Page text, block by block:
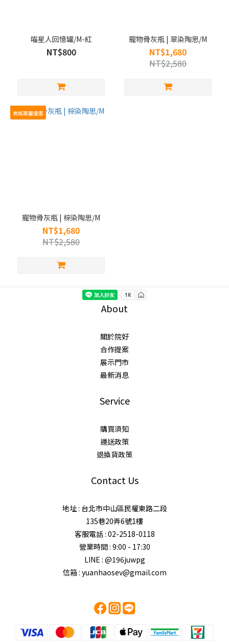
喵星人回憶罐/M-紅
NT$800
寵物骨灰瓶 | 翠染陶思/M
NT$1,680
NT$2,580
商城專屬優惠
寵物骨灰瓶 | 棕染陶思/M
NT$1,680
NT$2,580
About
關於院好
合作提案
展示門市
最新消息
Service
購買須知
運送政策
退換貨政策
Contact Us
地址 : 台北市中山區民權東路二段
135巷20弄6號1樓
客服電話 : 02-2518-0118
營業時間 : 9:00 - 17:30
LINE : @196juwpg
信箱 : yuanhaosev@gmail.com